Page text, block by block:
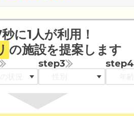
に1人が利用！
の施設を提案します
step3 step4